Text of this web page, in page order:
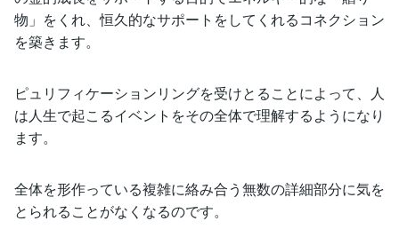
物」をくれ、恒久的なサポートをしてくれるコネクション
を築きます。
ピュリフィケーションリングを受けとることによって、人
は人生で起こるイベントをその全体で理解するようになり
ます。
全体を形作っている複雑に絡み合う無数の詳細部分に気を
とられることがなくなるのです。